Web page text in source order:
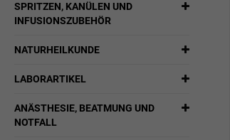
SPRITZEN, KANÜLEN UND
INFUSIONSZUBEHÖR
NATURHEILKUNDE
LABORARTIKEL
ANÄSTHESIE, BEATMUNG UND
NOTFALL